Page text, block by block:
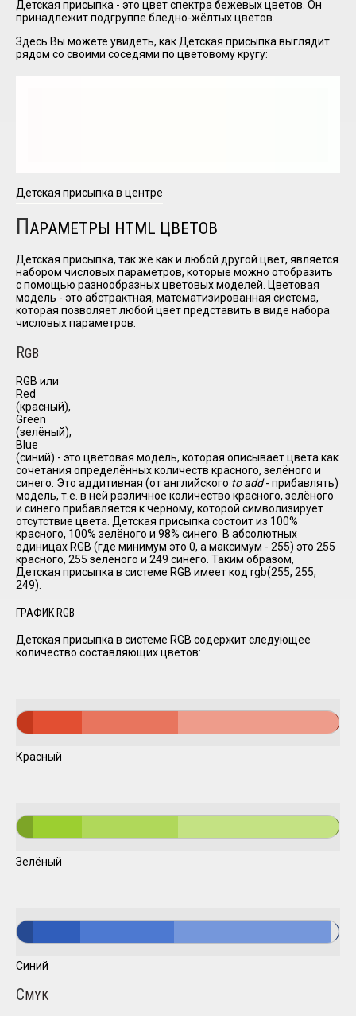
I have
read and
Детская присыпка - это цвет спектра бежевых цветов. Он
принадлежит подгруппе бледно-жёлтых цветов.
Здесь Вы можете увидеть, как Детская присыпка выглядит
рядом со своими соседями по цветовому кругу:
Детская присыпка в центре
ПАРАМЕТРЫ HTML ЦВЕТОВ
Детская присыпка, так же как и любой другой цвет, является
набором числовых параметров, которые можно отобразить
с помощью разнообразных цветовых моделей. Цветовая
модель - это абстрактная, математизированная система,
которая позволяет любой цвет представить в виде набора
числовых параметров.
RGB
RGB или
Red
(красный),
Green
(зелёный),
Blue
(синий) - это цветовая модель, которая описывает цвета как
сочетания определённых количеств красного, зелёного и
синего. Это аддитивная (от английского to add- прибавлять)
модель, т.е. в ней различное количество красного, зелёного
и синего прибавляется к чёрному, которой символизирует
отсутствие цвета. Детская присыпка состоит из 100%
красного, 100% зелёного и 98% синего. В абсолютных
единицах RGB (где минимум это 0, а максимум - 255) это 255
красного, 255 зелёного и 249 синего. Таким образом,
Детская присыпка в системе RGB имеет код rgb(255, 255,
249).
ГРАФИК RGB
Детская присыпка в системе RGB содержит следующее
количество составляющих цветов:
Красный
Зелёный
Синий
CMYK